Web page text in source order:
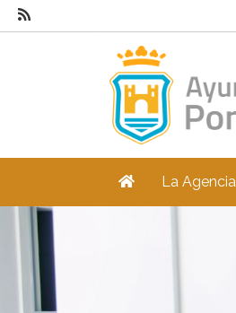
La Agencia